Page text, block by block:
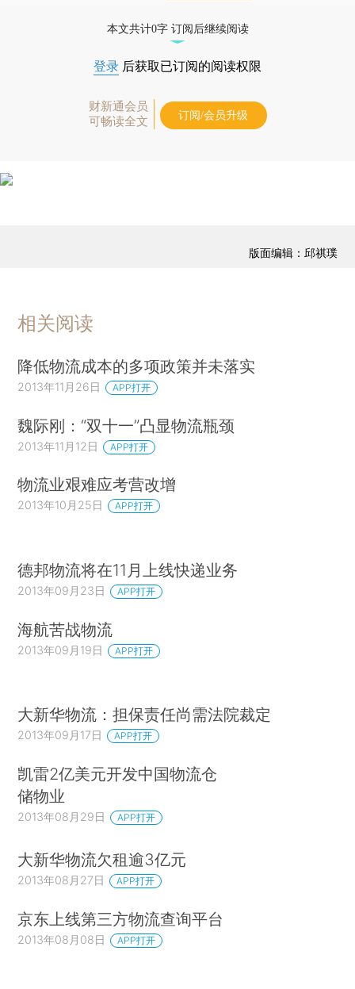
本文共计0字 订阅后继续阅读
登录 后获取已订阅的阅读权限
财新通会员
可畅读全文
订阅/会员升级
版面编辑：邱祺璞
相关阅读
降低物流成本的多项政策并未落实
2013年11月26日 APP打开
魏际刚：“双十一”凸显物流瓶颈
2013年11月12日 APP打开
物流业艰难应考营改增
2013年10月25日 APP打开
德邦物流将在11月上线快递业务
2013年09月23日 APP打开
海航苦战物流
2013年09月19日 APP打开
大新华物流：担保责任尚需法院裁定
2013年09月17日 APP打开
凯雷2亿美元开发中国物流仓
储物业
2013年08月29日 APP打开
大新华物流欠租逾3亿元
2013年08月27日 APP打开
京东上线第三方物流查询平台
2013年08月08日 APP打开